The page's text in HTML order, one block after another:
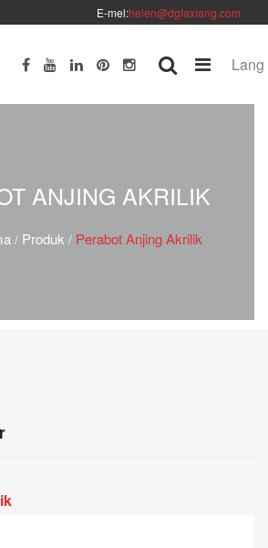
E-mel:helen@dgfaxiang.com
Lang
ANJING AKRILIK
/ Produk / Perabot Anjing Akrilik